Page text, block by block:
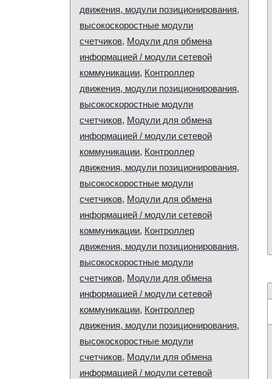
движения, модули позиционирования,
высокоскоростные модули
счетчиков, Модули для обмена
информацией / модули сетевой
коммуникации, Контроллер
движения, модули позиционирования,
высокоскоростные модули
счетчиков, Модули для обмена
информацией / модули сетевой
коммуникации, Контроллер
движения, модули позиционирования,
высокоскоростные модули
счетчиков, Модули для обмена
информацией / модули сетевой
коммуникации, Контроллер
движения, модули позиционирования,
высокоскоростные модули
счетчиков, Модули для обмена
информацией / модули сетевой
коммуникации, Контроллер
движения, модули позиционирования,
высокоскоростные модули
счетчиков, Модули для обмена
информацией / модули сетевой